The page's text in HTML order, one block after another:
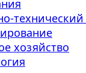
хозяйство